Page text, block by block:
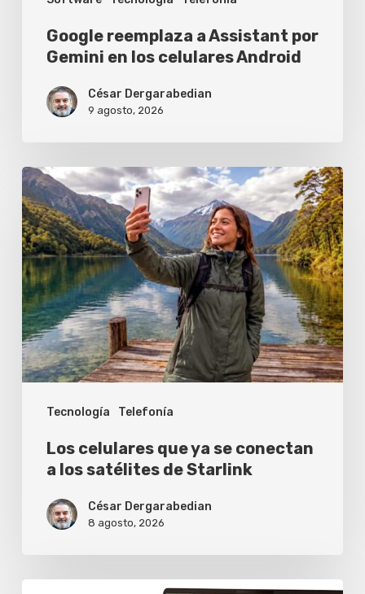
Google reemplaza a Assistant por
Gemini en los celulares Android
César Dergarabedian
9 agosto, 2026
Tecnología Telefonía
Los
celulares
que
ya
se
conectan
a
los
satélites
StarlinkLos celulares que ya se conectan
a los satélites de Starlink
César Dergarabedian
8 agosto, 2026